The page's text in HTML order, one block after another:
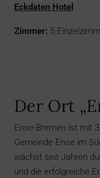
Eckdaten Hotel
Zimmer: 5
Der Ort
Ense-Bremen ist mit
Gemeinde Ense im
wächst seit Jahren
und die erfolgreiche